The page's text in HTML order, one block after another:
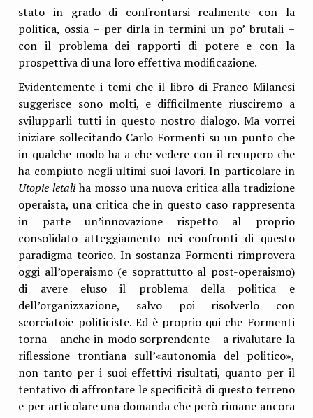
stato in grado di confrontarsi realmente con la
politica, ossia – per dirla in termini un po’ brutali –
con il problema dei rapporti di potere e con la
prospettiva di una loro effettiva modificazione.
Evidentemente i temi che il libro di Franco Milanesi
suggerisce sono molti, e difficilmente riusciremo a
svilupparli tutti in questo nostro dialogo. Ma vorrei
iniziare sollecitando Carlo Formenti su un punto che
in qualche modo ha a che vedere con il recupero che
ha compiuto negli ultimi suoi lavori. In particolare in
Utopie letaliha mosso una nuova critica alla tradizione
operaista, una critica che in questo caso rappresenta
in parte un’innovazione rispetto al proprio
consolidato atteggiamento nei confronti di questo
paradigma teorico. In sostanza Formenti rimprovera
oggi all’operaismo (e soprattutto al post-operaismo)
di avere eluso il problema della politica e
dell’organizzazione, salvo poi risolverlo con
scorciatoie politiciste. Ed è proprio qui che Formenti
torna – anche in modo sorprendente – a rivalutare la
riflessione trontiana sull’«autonomia del politico»,
non tanto per i suoi effettivi risultati, quanto per il
tentativo di affrontare le specificità di questo terreno
e per articolare una domanda che però rimane ancora